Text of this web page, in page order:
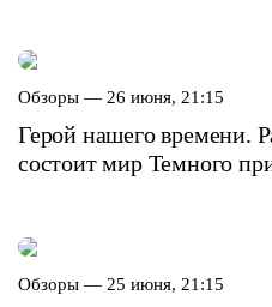
Обзоры — 26 июня, 21:15
Герой нашего времени.
состоит мир Темного
Обзоры — 25 июня, 21:15